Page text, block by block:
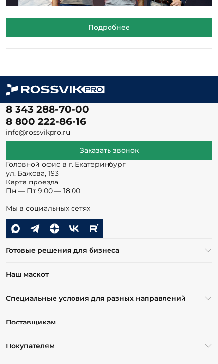
Подробнее
8 343 288-70-00
8 800 222-86-16
info@rossvikpro.ru
Заказать звонок
Головной офис в г. Екатеринбург
ул. Бажова, 193
Карта проезда
Пн — Пт 9:00 — 18:00
Мы в социальных сетях
Готовые решения для бизнеса
Наш маскот
Специальные условия для разных направлений
Поставщикам
Покупателям